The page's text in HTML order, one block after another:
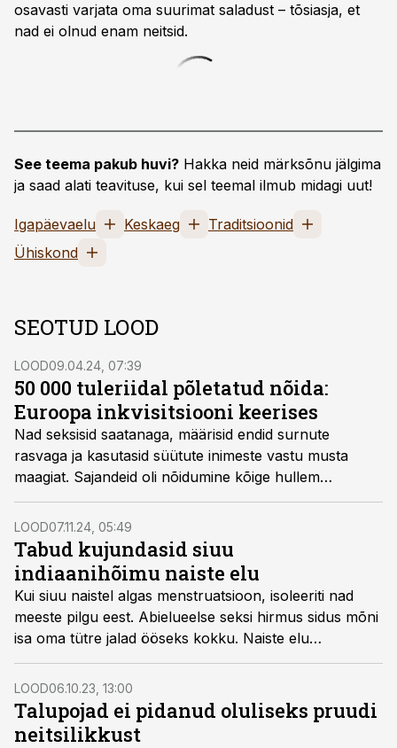
osavasti varjata oma suuri­mat saladust – tõsiasja, et
nad ei olnud enam neitsid.
See teema pakub huvi? Hakka neid märksõnu jälgima
ja saad alati teavituse, kui sel teemal ilmub midagi uut!
Igapäevaelu Keskaeg
Traditsioonid
Ühiskond
SEOTUD LOOD
LOOD09.04.24, 07:39
50 000 tuleriidal põletatud nõida:
Euroopa inkvisitsiooni keerises
Nad seksisid saatanaga, määrisid endid surnute
rasvaga ja kasutasid süütute inimeste vastu musta
maagiat. Sajandeid oli nõidumine kõige hullem
kuritegu, mida üks naine võis sooritada. Kui naisele
langes kahtlus nõidumises, võis ta olla üsna kindel, et
lõpetab leekides.
LOOD07.11.24, 05:49
Tabud kujundasid siuu
indiaanihõimu naiste elu
Kui siuu naistel algas menstruatsioon, isoleeriti nad
meeste pilgu eest. Abielueelse seksi hirmus sidus mõni
isa oma tütre jalad ööseks kokku. Naiste elu
indiaanilaagris polnud just meelakkumine.
LOOD06.10.23, 13:00
Talupojad ei pidanud oluliseks pruudi
neitsilikkust